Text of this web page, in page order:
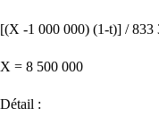
[(X -1 000 000) (1-t)] /
X = 8 500 000
Détail :